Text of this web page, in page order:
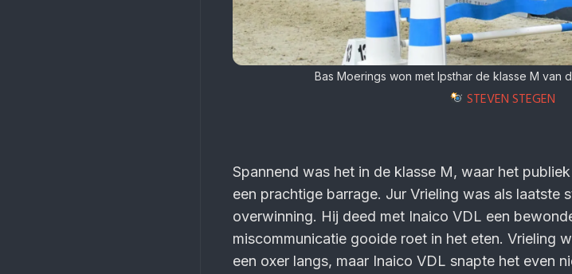
Bas Moerings won met Ipsthar de klasse M van
STEVEN STEGEN
Spannend was het in de klasse M, waar het
een prachtige barrage. Jur Vrieling was als laatste
overwinning. Hij deed met Inaico VDL een
miscommunicatie gooide roet in het eten. Vrieling
een oxer langs, maar Inaico VDL snapte het even